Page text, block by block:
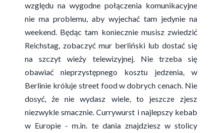
względu na wygodne połączenia komunikacyjne
nie ma problemu, aby wyjechać tam jedynie na
weekend. Będąc tam koniecznie musisz zwiedzić
Reichstag, zobaczyć mur berliński lub dostać się
na szczyt wieży telewizyjnej. Nie trzeba się
obawiać nieprzystępnego kosztu jedzenia, w
Berlinie króluje street food w dobrych cenach. Nie
dosyć, że nie wydasz wiele, to jeszcze zjesz
niezwykle smacznie. Currywurst i najlepszy kebab
w Europie - m.in. te dania znajdziesz w stolicy